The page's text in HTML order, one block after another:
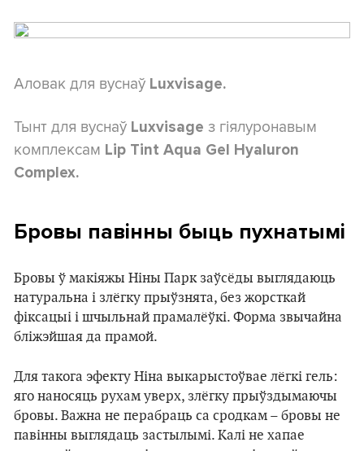
Аловак для вуснаў Luxvisage.
Тынт для вуснаў Luxvisage з гіялуронавым
комплексам Lip Tint Aqua Gel Hyaluron
Complex.
Бровы павінны быць пухнатымі
Бровы ў макіяжы Ніны Парк заўсёды выглядаюць
натуральна і злёгку прыўзнята, без жорсткай
фіксацыі і шчыльнай прамалёўкі. Форма звычайна
бліжэйшая да прамой.
Для такога эфекту Ніна выкарыстоўвае лёгкі гель:
яго наносяць рухам уверх, злёгку прыўздымаючы
бровы. Важна не перабраць са сродкам – бровы не
павінны выглядаць застылымі. Калі не хапае